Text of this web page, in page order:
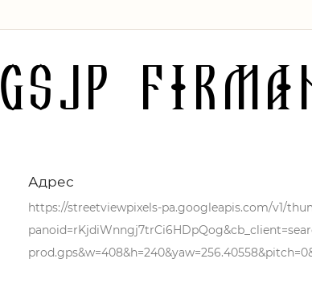
gsjp
Адрес
https://streetviewpixels-pa.googleapis.com/v1/